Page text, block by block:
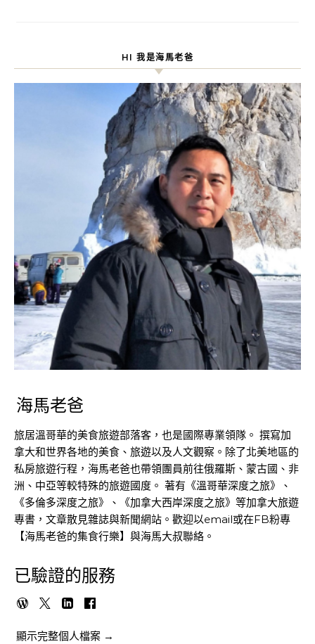
HI 我是海馬老爸
海馬老爸
旅居溫哥華的美食旅遊部落客，也是國際專業領隊。 撰寫加
拿大和世界各地的美食、旅遊以及人文觀察。除了北美地區的
私房旅遊行程，海馬老爸也帶領團員前往俄羅斯、蒙古國、非
洲、中亞等較特殊的旅遊國度。 著有《溫哥華深度之旅》、
《多倫多深度之旅》、《加拿大西岸深度之旅》等加拿大旅遊
專書，文章散見雜誌與新聞網站。歡迎以email或在FB粉專
【海馬老爸的集食行樂】與海馬大叔聯絡。
已驗證的服務
顯示完整個人檔案 →